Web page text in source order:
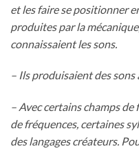
et les faire se positionner
produites par la
connaissaient les sons.
– Ils produisaient des sons
– Avec certains champs
de fréquences, certaines
des langages créateurs.